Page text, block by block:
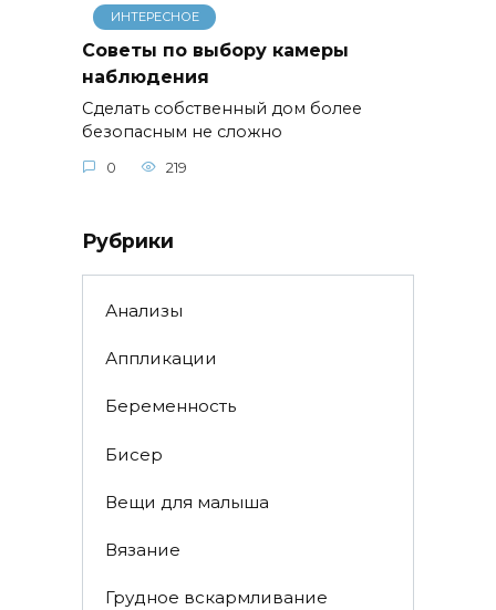
ИНТЕРЕСНОЕ
Советы по выбору камеры
наблюдения
Сделать собственный дом более
безопасным не сложно
0 219
Рубрики
Анализы
Аппликации
Беременность
Бисер
Вещи для малыша
Вязание
Грудное вскармливание